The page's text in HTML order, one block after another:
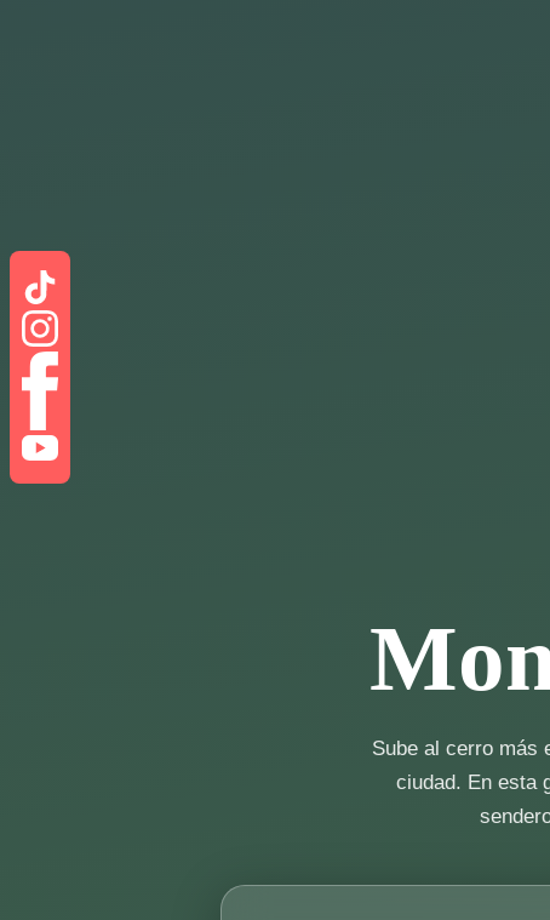
Sube al cerro más
ciudad. En esta